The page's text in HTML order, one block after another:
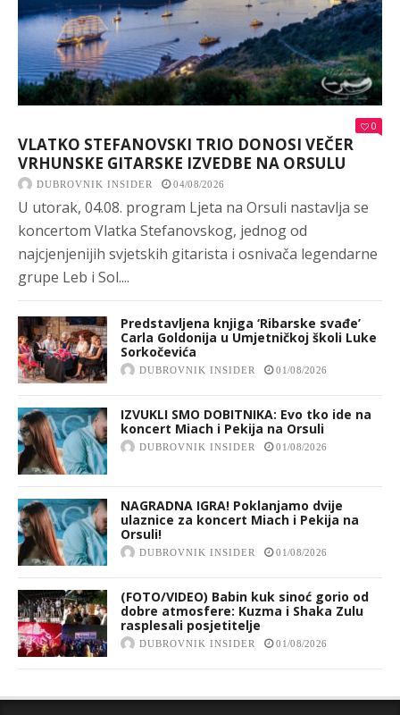
0
VLATKO STEFANOVSKI TRIO DONOSI VEČER
VRHUNSKE GITARSKE IZVEDBE NA ORSULU
DUBROVNIK INSIDER 04/08/2026
U utorak, 04.08. program Ljeta na Orsuli nastavlja se
koncertom Vlatka Stefanovskog, jednog od
najcjenjenijih svjetskih gitarista i osnivača legendarne
grupe Leb i Sol....
Predstavljena knjiga ‘Ribarske svađe’
Carla Goldonija u Umjetničkoj školi Luke
Sorkočevića
DUBROVNIK INSIDER 01/08/2026
IZVUKLI SMO DOBITNIKA: Evo tko ide na
koncert Miach i Pekija na Orsuli
DUBROVNIK INSIDER 01/08/2026
NAGRADNA IGRA! Poklanjamo dvije
ulaznice za koncert Miach i Pekija na
Orsuli!
DUBROVNIK INSIDER 01/08/2026
(FOTO/VIDEO) Babin kuk sinoć gorio od
dobre atmosfere: Kuzma i Shaka Zulu
rasplesali posjetitelje
DUBROVNIK INSIDER 01/08/2026